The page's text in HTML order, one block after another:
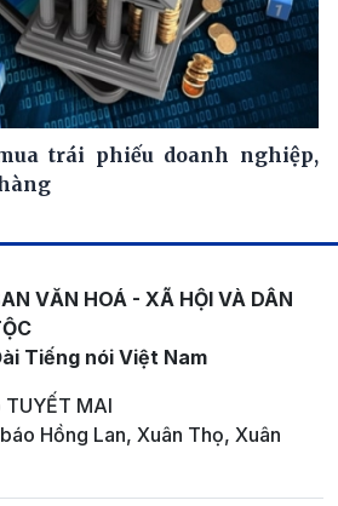
trái phiếu doanh nghiệp,
VĂN HOÁ - XÃ HỘI VÀ DÂN
Tiếng nói Việt Nam
MAI
Hồng Lan, Xuân Thọ, Xuân